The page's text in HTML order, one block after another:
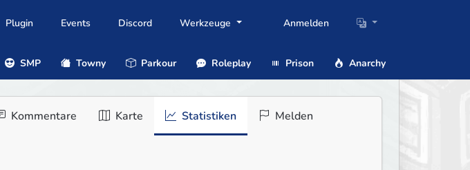
Plugin Events Discord Werkzeuge Anmelden
SMP Towny Parkour Roleplay Prison Anarchy
Kommentare Karte Statistiken Melden